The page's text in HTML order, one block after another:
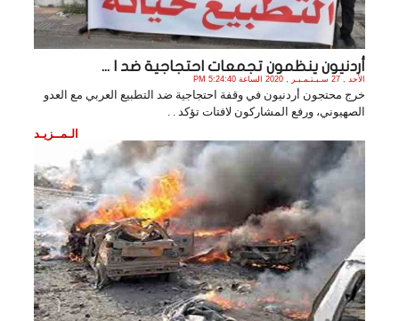
أردنيون ينظمون تجمعات احتجاجية ضد ا ...
الأحد , 27 سـبـتـمـبـر , 2020 الساعة 5:24:40 PM
خرج محتجون أردنيون في وقفة احتجاجية ضد التطبيع العربي مع العدو
الصهيوني، ورفع المشاركون لافتات تؤكد . .
الـمــزيـد